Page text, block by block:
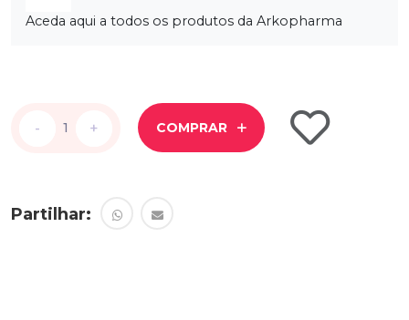
Aceda aqui a todos os produtos da Arkopharma
- +
- + COMPRAR
Partilhar: